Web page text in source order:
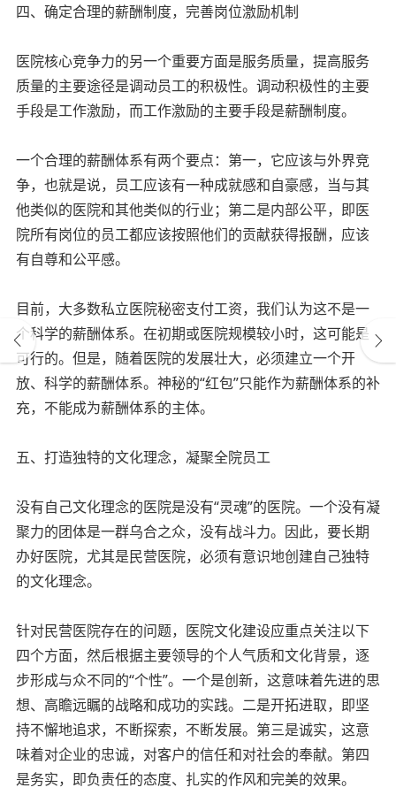
四、确定合理的薪酬制度，完善岗位激励机制
医院核心竞争力的另一个重要方面是服务质量，提高服务
质量的主要途径是调动员工的积极性。调动积极性的主要
手段是工作激励，而工作激励的主要手段是薪酬制度。
一个合理的薪酬体系有两个要点：第一，它应该与外界竞
争，也就是说，员工应该有一种成就感和自豪感，当与其
他类似的医院和其他类似的行业；第二是内部公平，即医
院所有岗位的员工都应该按照他们的贡献获得报酬，应该
有自尊和公平感。
目前，大多数私立医院秘密支付工资，我们认为这不是一
个科学的薪酬体系。在初期或医院规模较小时，这可能是
可行的。但是，随着医院的发展壮大，必须建立一个开
放、科学的薪酬体系。神秘的“红包”只能作为薪酬体系的补
充，不能成为薪酬体系的主体。
五、打造独特的文化理念，凝聚全院员工
没有自己文化理念的医院是没有“灵魂”的医院。一个没有凝
聚力的团体是一群乌合之众，没有战斗力。因此，要长期
办好医院，尤其是民营医院，必须有意识地创建自己独特
的文化理念。
针对民营医院存在的问题，医院文化建设应重点关注以下
四个方面，然后根据主要领导的个人气质和文化背景，逐
步形成与众不同的“个性”。一个是创新，这意味着先进的思
想、高瞻远瞩的战略和成功的实践。二是开拓进取，即坚
持不懈地追求，不断探索，不断发展。第三是诚实，这意
味着对企业的忠诚，对客户的信任和对社会的奉献。第四
是务实，即负责任的态度、扎实的作风和完美的效果。